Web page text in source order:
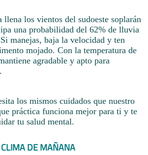
llena los vientos del sudoeste soplarán
una probabilidad del 62% de lluvia
manejas, baja la velocidad y ten
mojado. Con la temperatura de
agradable y apto para
los mismos cuidados que nuestro
práctica funciona mejor para ti y te
tu salud mental.
CLIMA DE MAÑANA